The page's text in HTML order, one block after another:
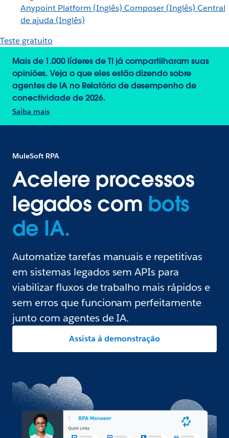
Anypoint Platform (Inglês) Composer (Inglês) Central
de ajuda (Inglês)
Teste gratuito
Mais de 1.000 líderes de TI já compartilharam suas
opiniões. Veja o que eles estão dizendo sobre
agentes de IA no Relatório de desempenho de
conectividade de 2026.
Saiba mais
MuleSoft RPA
Acelere processos
legados com bots
de IA.
Automatize tarefas manuais e repetitivas
em sistemas legados sem APIs para
viabilizar fluxos de trabalho mais rápidos e
sem erros que funcionam perfeitamente
junto com agentes de IA.
Assista à demonstração